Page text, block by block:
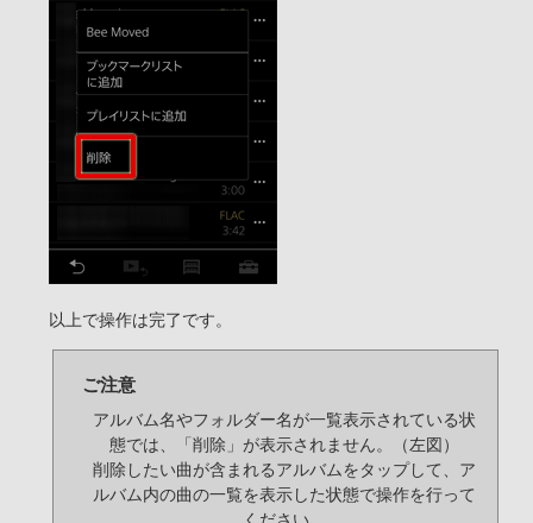
以上で操作は完了です。
ご注意
アルバム名やフォルダー名が一覧表示されている状
態では、「削除」が表示されません。（左図）
削除したい曲が含まれるアルバムをタップして、ア
ルバム内の曲の一覧を表示した状態で操作を行って